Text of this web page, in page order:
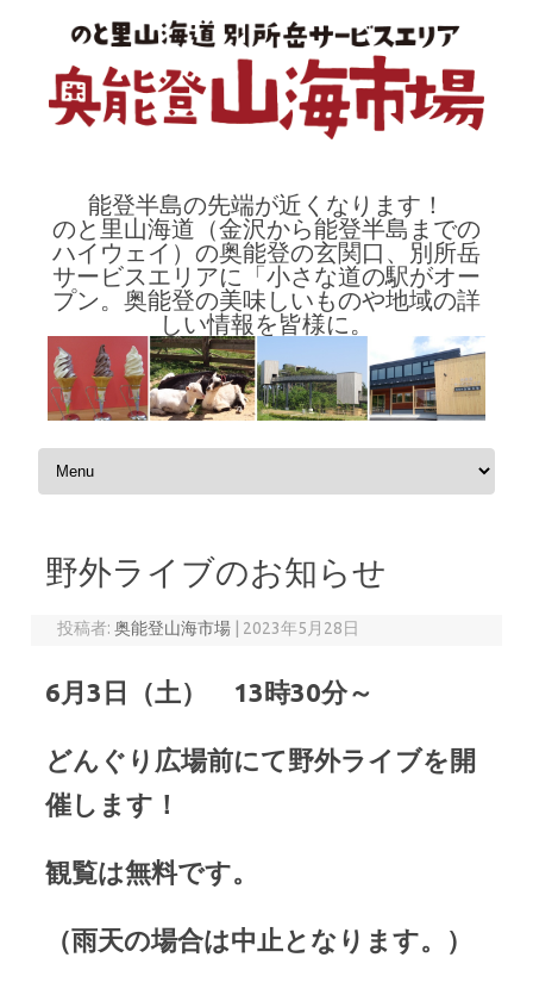
能登半島の先端が近くなります！
のと里山海道（金沢から能登半島までの
ハイウェイ）の奥能登の玄関口、別所岳
サービスエリアに「小さな道の駅がオー
プン。奥能登の美味しいものや地域の詳
しい情報を皆様に。
コンテンツへスキップ
野外ライブのお知らせ
投稿者:奥能登山海市場 2023年5月28日
6月3日（土） 13時30分～
どんぐり広場前にて野外ライブを開
催します！
観覧は無料です。
（雨天の場合は中止となります。）